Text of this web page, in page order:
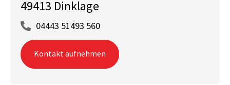
49413 Dinklage
04443 51493 560
Kontakt aufnehmen